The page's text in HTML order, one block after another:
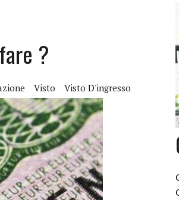
ELETTRONICO
2024 N. 145 CONVERTITO IN LEGGE
?
Visto Visto D'ingresso